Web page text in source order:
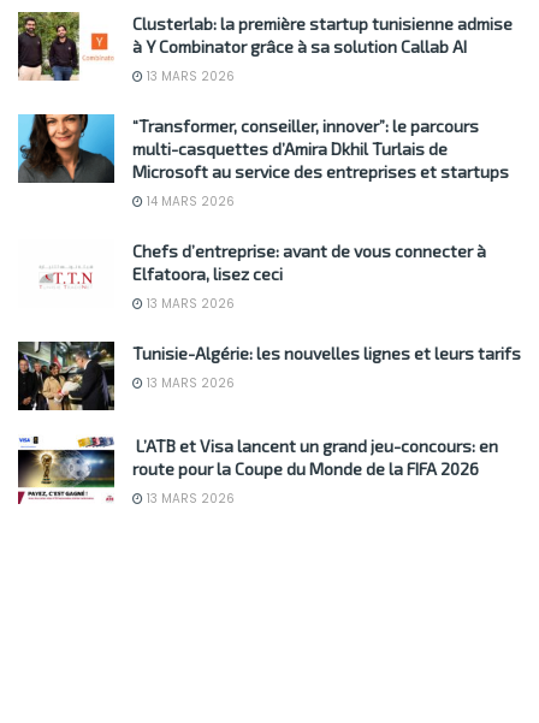
Clusterlab: la première startup tunisienne admise
à Y Combinator grâce à sa solution Callab AI
13 MARS 2026
“Transformer, conseiller, innover”: le parcours
multi-casquettes d’Amira Dkhil Turlais de
Microsoft au service des entreprises et startups
14 MARS 2026
Chefs d’entreprise: avant de vous connecter à
Elfatoora, lisez ceci
13 MARS 2026
Tunisie-Algérie: les nouvelles lignes et leurs tarifs
13 MARS 2026
L’ATB et Visa lancent un grand jeu-concours: en
route pour la Coupe du Monde de la FIFA 2026
13 MARS 2026